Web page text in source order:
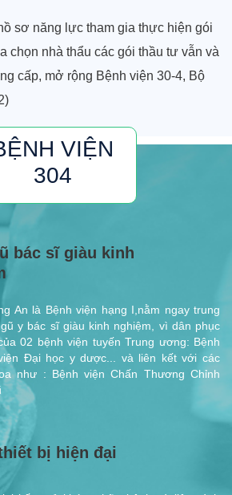
sơ năng lực tham gia thực hiện gói
chọn nhà thẩu các gói thầu tư vẫn và
cấp, mở rộng Bệnh viện 30-4, Bộ
BỆNH VIỆN
304
bác sĩ giàu kinh
An là Bệnh viện hạng I,nằm ngay trung
y bác sĩ giàu kinh nghiệm, vì dân phục
02 bệnh viện tuyến Trung ương: Bệnh
Đại học y dược... và liên kết với các
như : Bệnh viện Chấn Thương Chỉnh
bị hiện đại